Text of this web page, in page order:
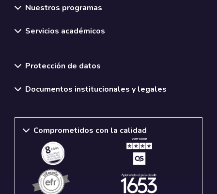
Nuestros programas
Servicios académicos
Protección de datos
Documentos institucionales y legales
Comprometidos con la calidad